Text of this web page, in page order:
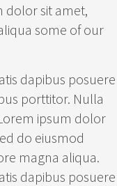
dolor sit amet,
some of our
dapibus posuere
porttitor. Nulla
ipsum dolor
do eiusmod
magna aliqua.
dapibus posuere